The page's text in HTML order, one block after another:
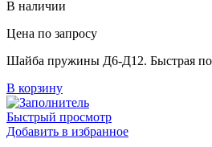
В наличии
Цена по запросу
Шайба пружины Д6-Д12. Быстрая
В корзину
Быстрый просмотр
Добавить в избранное